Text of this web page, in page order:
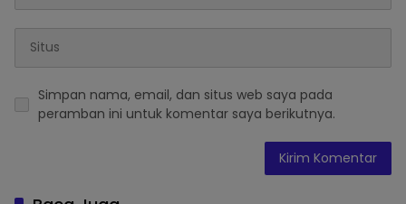
Simpan nama, email, dan situs web saya pada
peramban ini untuk komentar saya berikutnya.